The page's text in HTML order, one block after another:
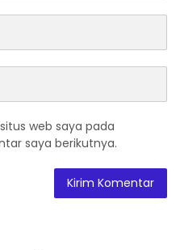
web saya pada
saya berikutnya.